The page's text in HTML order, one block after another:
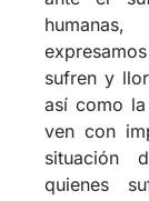
sufren y
así como
ven con
situación
quienes
nuestras
amor y